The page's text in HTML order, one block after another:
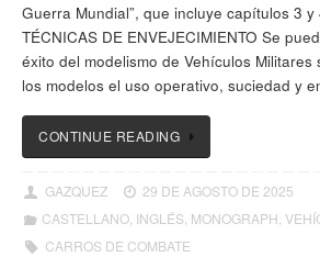
Guerra Mundial”, que incluye capítulos 3
TÉCNICAS DE ENVEJECIMIENTO Se
éxito del modelismo de Vehículos
los modelos el uso operativo, suciedad y
CONTINUE READING
GAZQUEZ
29 DE AGOSTO DE 2025
CASTELLANO, INGLÉS MONOGRAPH
CARROS DE COMBATE